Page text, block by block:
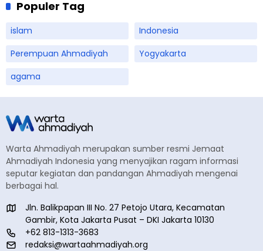
Populer Tag
islam
Indonesia
Perempuan Ahmadiyah
Yogyakarta
agama
Warta Ahmadiyah merupakan sumber resmi Jemaat
Ahmadiyah Indonesia yang menyajikan ragam informasi
seputar kegiatan dan pandangan Ahmadiyah mengenai
berbagai hal.
Jln. Balikpapan III No. 27 Petojo Utara, Kecamatan
Gambir, Kota Jakarta Pusat – DKI Jakarta 10130
+62 813-1313-3683
redaksi@wartaahmadiyah.org